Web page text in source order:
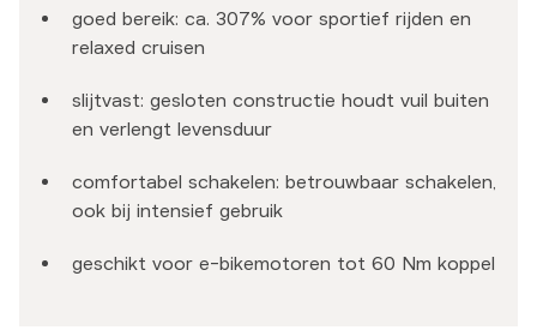
goed bereik: ca. 307% voor sportief rijden en
relaxed cruisen
slijtvast: gesloten constructie houdt vuil buiten
en verlengt levensduur
comfortabel schakelen: betrouwbaar schakelen,
ook bij intensief gebruik
geschikt voor e-bikemotoren tot 60 Nm koppel